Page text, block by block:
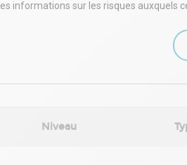
Les informations sur les risques auxquels
Niveau